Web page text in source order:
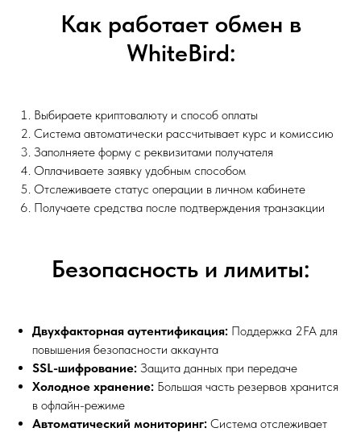
Как работает обмен в
WhiteBird:
Выбираете криптовалюту и способ оплаты
Система автоматически рассчитывает курс и комиссию
Заполняете форму с реквизитами получателя
Оплачиваете заявку удобным способом
Отслеживаете статус операции в личном кабинете
Получаете средства после подтверждения транзакции
Безопасность и лимиты:
Двухфакторная аутентификация: Поддержка 2FA для
повышения безопасности аккаунта
SSL-шифрование: Защита данных при передаче
Холодное хранение: Большая часть резервов хранится
в офлайн-режиме
Автоматический мониторинг: Система отслеживает